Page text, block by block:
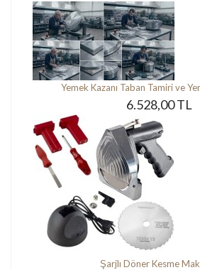
Yemek Kazanı Taban Tamiri ve
6.528,00 TL
Şarjlı Döner Kesme